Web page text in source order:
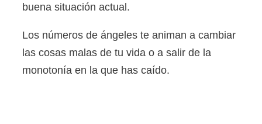
buena situación actual.
Los números de ángeles te animan a cambiar
las cosas malas de tu vida o a salir de la
monotonía en la que has caído.